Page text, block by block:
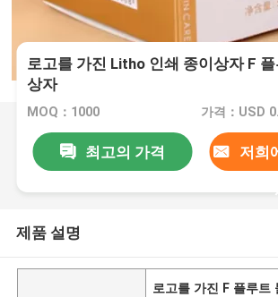
로고를 가진 Litho 인쇄 종이상자 F
상자
MOQ：1000 가격：USD
최고의 가격 저희
제품 설명
로고를 가진 F 플루트